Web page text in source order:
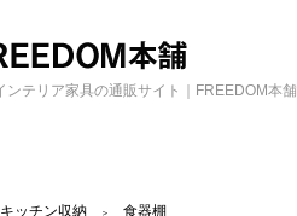
ンテリア家具の通販サイト｜FREEDOM本舗
キッチン収納 ＞
食器棚